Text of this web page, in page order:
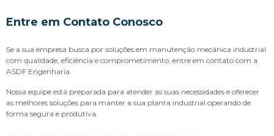
Entre em Contato Conosco
Se a sua empresa busca por soluções em manutenção mecânica industrial
com qualidade, eficiência e comprometimento, entre em contato com a
ASDF Engenharia.
Nossa equipe está preparada para atender às suas necessidades e oferecer
as melhores soluções para manter a sua planta industrial operando de
forma segura e produtiva.